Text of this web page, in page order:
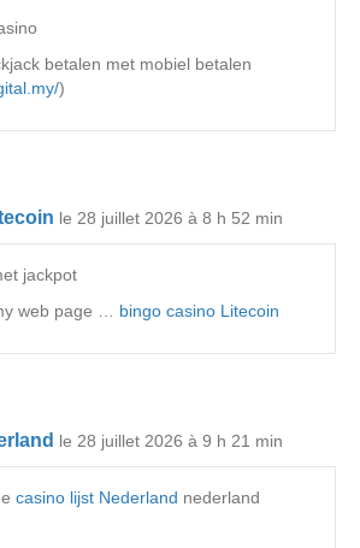
betalen met mobiel betalen
)
le 28 juillet 2026 à 8 h 52 min
jackpot
web page … bingo casino Litecoin
le 28 juillet 2026 à 9 h 21 min
casino lijst Nederland nederland